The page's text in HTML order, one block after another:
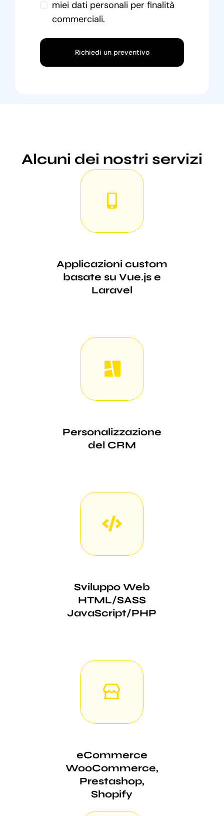
miei dati personali per finalità
commerciali.
Richiedi un preventivo
Alcuni dei nostri servizi
Applicazioni custom
basate su Vue.js e
Laravel
Personalizzazione
del CRM
Sviluppo Web
HTML/SASS
JavaScript/PHP
eCommerce
WooCommerce,
Prestashop,
Shopify